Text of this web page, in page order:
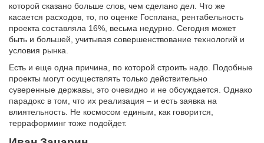
которой сказано больше слов, чем сделано дел. Что же
касается расходов, то, по оценке Госплана, рентабельность
проекта составляла 16%, весьма недурно. Сегодня может
быть и большей, учитывая совершенствование технологий и
условия рынка.
Есть и еще одна причина, по которой строить надо. Подобные
проекты могут осуществлять только действительно
суверенные державы, это очевидно и не обсуждается. Однако
парадокс в том, что их реализация – и есть заявка на
влиятельность. Не космосом единым, как говорится,
терраформинг тоже подойдет.